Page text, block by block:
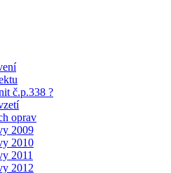
č.p.338 ?
oprav
2009
2010
2011
2012